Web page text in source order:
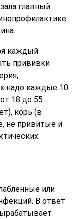
главный
каждый
прививки
надо каждые 10
18 до 55
корь (в
не привитые и
или
В ответ